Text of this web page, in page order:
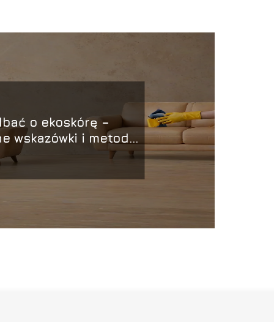
o ekoskórę –
wskazówki i metody
czyszczenia